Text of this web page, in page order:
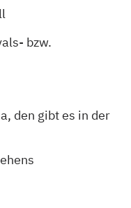
bzw.
den gibt es in der